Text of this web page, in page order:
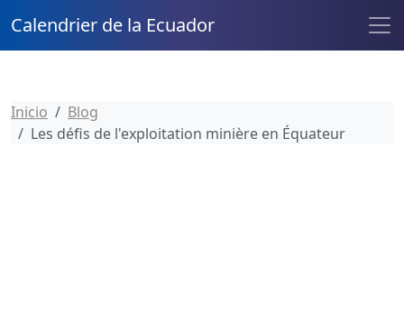
Calendrier de la Ecuador
Inicio
Blog
Les défis de l'exploitation minière en Équateur